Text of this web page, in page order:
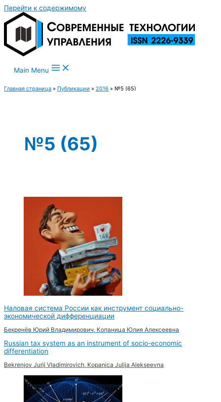
Перейти к содержимому
Main Menu
Главная страница » Публикации » 2016 » №5 (65)
№5 (65)
Наловая система России как инструмент социально-
экономической дифференциации
Бекренёв Юрий Владимирович, Копаница Юлия Алексеевна
Russian tax system as an instrument of socio-economic
differentiation
Bekrenjov Jurij Vladimirovich, Kopanica Julija Alekseevna